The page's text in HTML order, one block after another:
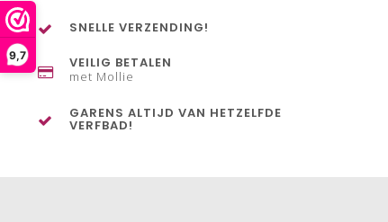
9,7
SNELLE VERZENDING!
VEILIG BETALEN
met Mollie
GARENS ALTIJD VAN HETZELFDE
VERFBAD!